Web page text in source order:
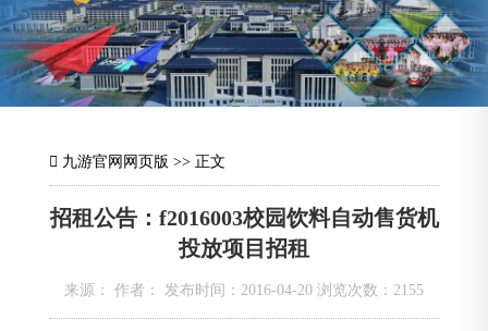
九游官网网页版 >> 正文
招租公告：f2016003校园饮料自动售货机
投放项目招租
来源： 作者： 发布时间：2016-04-20 浏览次数： 2155